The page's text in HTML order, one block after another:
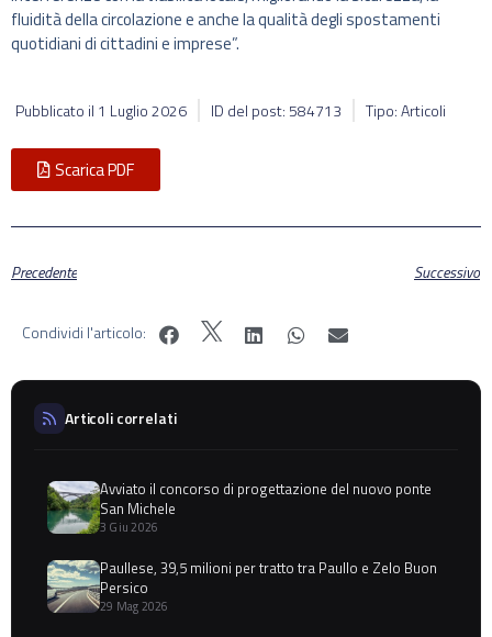
fluidità della circolazione e anche la qualità degli spostamenti
quotidiani di cittadini e imprese”.
Pubblicato il 1 Luglio 2026 ID del post: 584713 Tipo: Articoli
Scarica PDF
Precedente Successivo
Condividi l'articolo:
Articoli correlati
Avviato il concorso di progettazione del nuovo ponte
San Michele
3 Giu 2026
Paullese, 39,5 milioni per tratto tra Paullo e Zelo Buon
Persico
29 Mag 2026